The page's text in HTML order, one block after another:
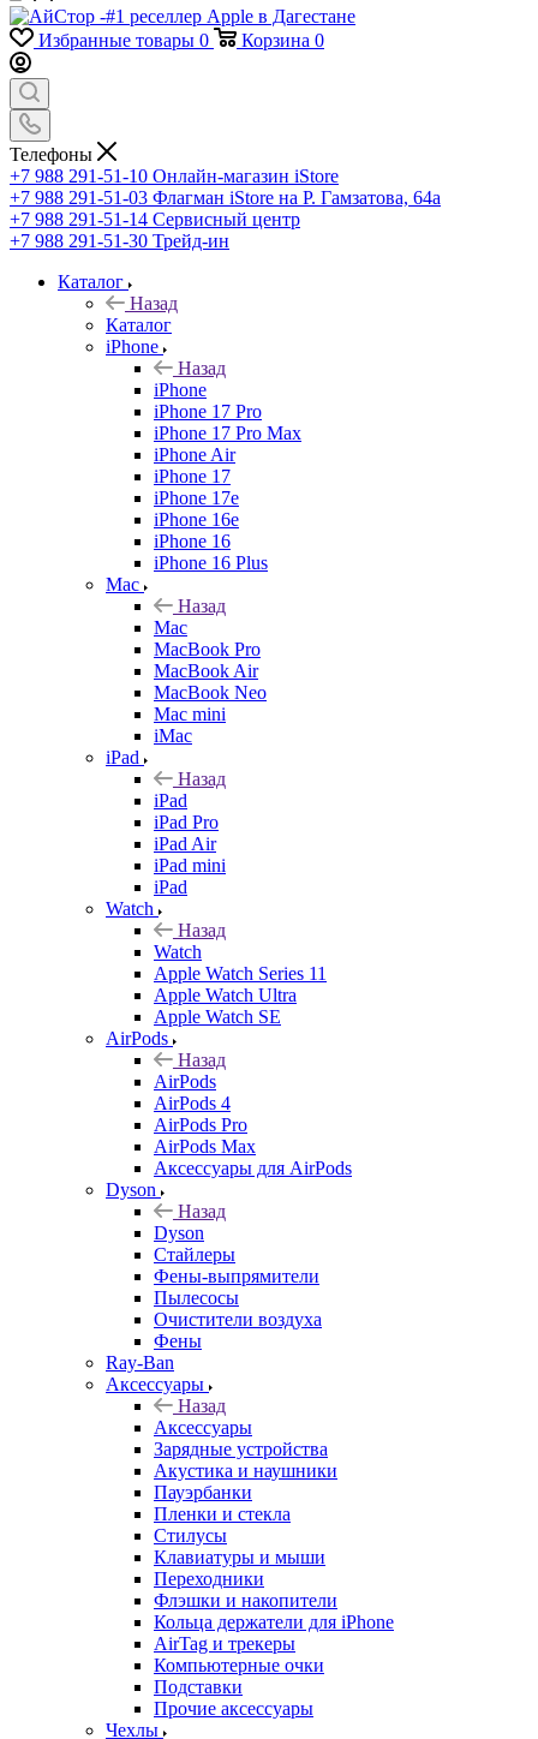
Избранные товары 0 Корзина 0
Телефоны
+7 988 291-51-10 Онлайн-магазин iStore
+7 988 291-51-03 Флагман iStore на Р. Гамзатова, 64а
+7 988 291-51-14 Сервисный центр
+7 988 291-51-30 Трейд-ин
Каталог
Назад
Каталог
iPhone
Назад
iPhone
iPhone 17 Pro
iPhone 17 Pro Max
iPhone Air
iPhone 17
iPhone 17e
iPhone 16e
iPhone 16
iPhone 16 Plus
Mac
Назад
Mac
MacBook Pro
MacBook Air
MacBook Neo
Mac mini
iMac
iPad
Назад
iPad
iPad Pro
iPad Air
iPad mini
iPad
Watch
Назад
Watch
Apple Watch Series 11
Apple Watch Ultra
Apple Watch SE
AirPods
Назад
AirPods
AirPods 4
AirPods Pro
AirPods Max
Аксессуары для AirPods
Dyson
Назад
Dyson
Стайлеры
Фены-выпрямители
Пылесосы
Очистители воздуха
Фены
Ray-Ban
Аксессуары
Назад
Аксессуары
Зарядные устройства
Акустика и наушники
Пауэрбанки
Пленки и стекла
Стилусы
Клавиатуры и мыши
Переходники
Флэшки и накопители
Кольца держатели для iPhone
AirTag и трекеры
Компьютерные очки
Подставки
Прочие аксессуары
Чехлы